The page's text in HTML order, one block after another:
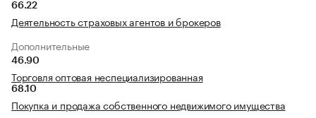
66.22
Деятельность страховых агентов и брокеров
Дополнительные
46.90
Торговля оптовая неспециализированная
68.10
Покупка и продажа собственного недвижимого имущества